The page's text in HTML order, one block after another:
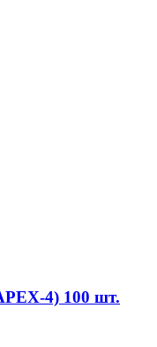
4) 100 шт.